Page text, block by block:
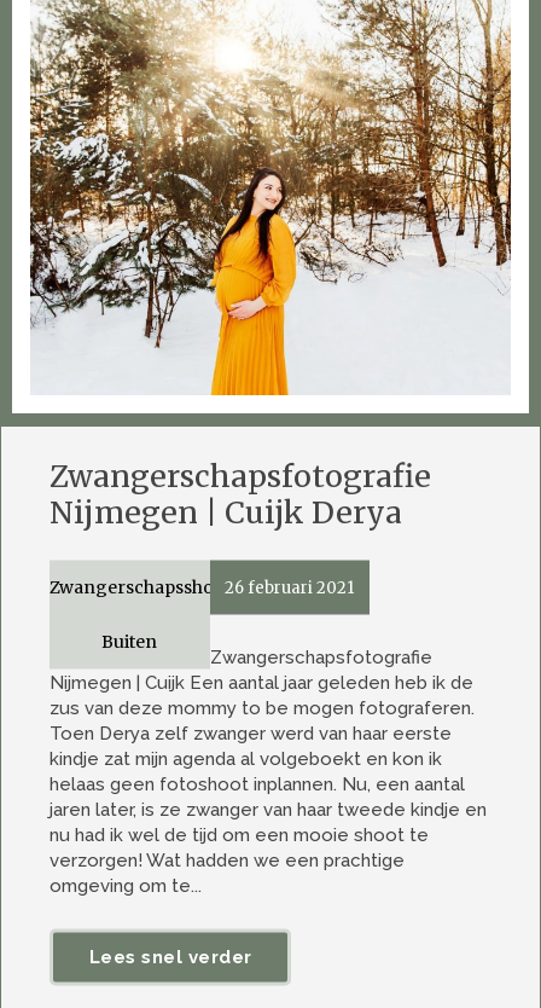
Zwangerschapsfotografie
Nijmegen | Cuijk Derya
26 februari 2021
Zwangerschapsshoot
Buiten
Zwangerschapsfotografie
Nijmegen | Cuijk Een aantal jaar geleden heb ik de
zus van deze mommy to be mogen fotograferen.
Toen Derya zelf zwanger werd van haar eerste
kindje zat mijn agenda al volgeboekt en kon ik
helaas geen fotoshoot inplannen. Nu, een aantal
jaren later, is ze zwanger van haar tweede kindje en
nu had ik wel de tijd om een mooie shoot te
verzorgen! Wat hadden we een prachtige
omgeving om te...
Lees snel verder